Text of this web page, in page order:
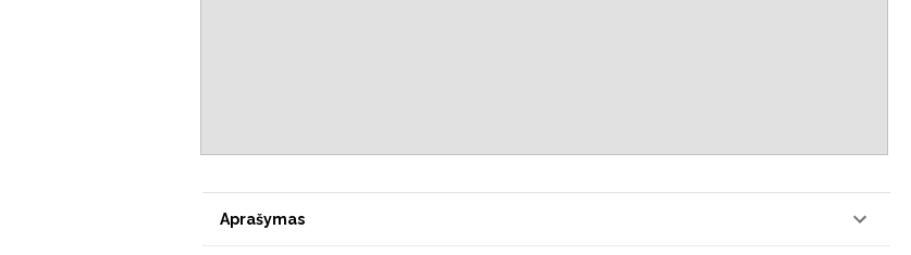
Aprašymas